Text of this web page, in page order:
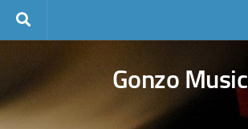
Skip to content
Gonzo Music